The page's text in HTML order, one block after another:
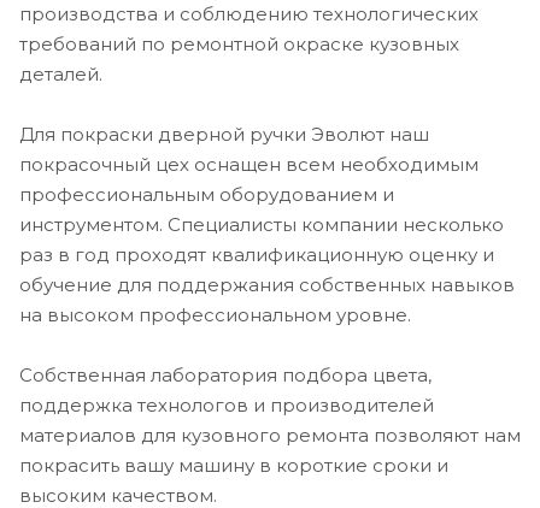
производства и соблюдению технологических
требований по ремонтной окраске кузовных
деталей.
Для покраски дверной ручки Эволют наш
покрасочный цех оснащен всем необходимым
профессиональным оборудованием и
инструментом. Специалисты компании несколько
раз в год проходят квалификационную оценку и
обучение для поддержания собственных навыков
на высоком профессиональном уровне.
Собственная лаборатория подбора цвета,
поддержка технологов и производителей
материалов для кузовного ремонта позволяют нам
покрасить вашу машину в короткие сроки и
высоким качеством.